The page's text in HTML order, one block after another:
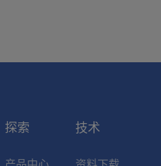
探索 技术